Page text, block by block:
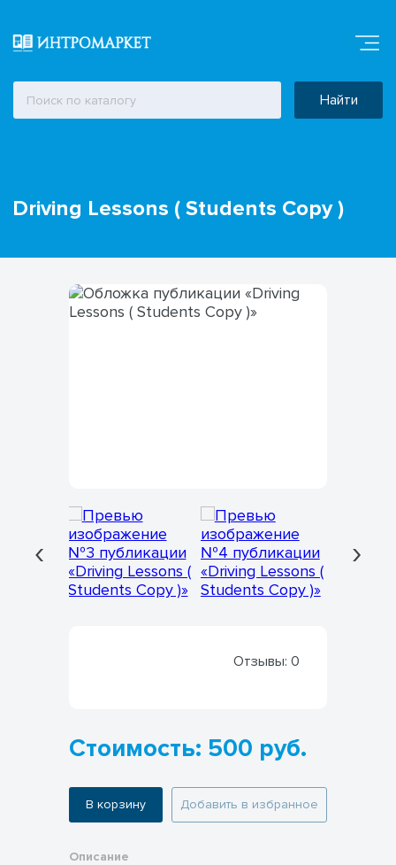
Найти
Driving Lessons ( Students Copy )
‹ ›
Отзывы: 0
Стоимость: 500 руб.
В корзину Добавить в избранное
Описание